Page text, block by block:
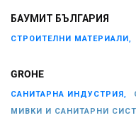
БАУМИТ БЪЛГАРИЯ
СТРОИТЕЛНИ МАТЕРИАЛИ,
GROHE
САНИТАРНА ИНДУСТРИЯ,
МИВКИ И САНИТАРНИ